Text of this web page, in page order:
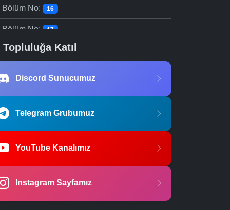
Bölüm No: 16
Bölüm No: 17
Topluluğa Katıl
Discord Sunucumuz
Telegram Grubumuz
YouTube Kanalımız
Instagram Sayfamız